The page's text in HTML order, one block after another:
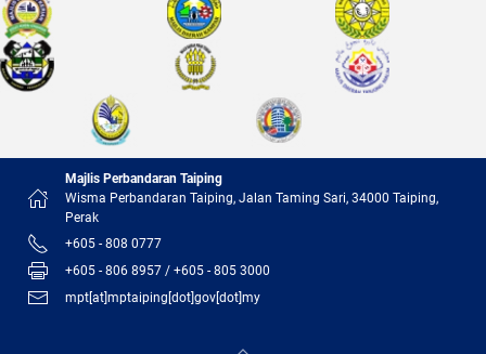
Majlis Perbandaran Taiping
Wisma Perbandaran Taiping, Jalan Taming Sari, 34000 Taiping,
Perak
+605 - 808 0777
+605 - 806 8957 / +605 - 805 3000
mpt[at]mptaiping[dot]gov[dot]my